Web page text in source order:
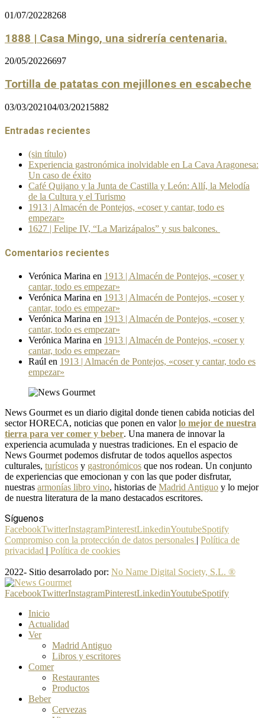
01/07/20228268
1888 | Casa Mingo, una sidrería centenaria.
20/05/20226697
Tortilla de patatas con mejillones en escabeche
03/03/202104/03/2021 5882
Entradas recientes
(sin título)
Experiencia gastronómica inolvidable en La Cava Aragonesa:
Un caso de éxito
Café Quijano y la Junta de Castilla y León: Allí, la Melodía
de la Cultura y el Turismo
1913 | Almacén de Pontejos, «coser y cantar, todo es
empezar»
1627 | Felipe IV, “La Marizápalos” y sus balcones.
Comentarios recientes
Verónica Marina en 1913 | Almacén de Pontejos, «coser y
cantar, todo es empezar»
Verónica Marina en 1913 | Almacén de Pontejos, «coser y
cantar, todo es empezar»
Verónica Marina en 1913 | Almacén de Pontejos, «coser y
cantar, todo es empezar»
Verónica Marina en 1913 | Almacén de Pontejos, «coser y
cantar, todo es empezar»
Raúl en 1913 | Almacén de Pontejos, «coser y cantar, todo es
empezar»
News Gourmet es un diario digital donde tienen cabida noticias del
sector HORECA, noticias que ponen en valorlo mejor de nuestra
tierra para ver comer y beber. Una manera de innovar la
experiencia acumulada y nuestras tradiciones. En el espacio de
News Gourmet podemos disfrutar de todos aquellos aspectos
culturales, turísticos y gastronómicos que nos rodean. Un conjunto
de experiencias que emocionan y con las que poder disfrutar,
nuestras armonías libro vino, historias de Madrid Antiguo y lo mejor
de nuestra literatura de la mano destacados escritores.
Síguenos
FacebookTwitterInstagramPinterestLinkedinYoutubeSpotify
Compromiso con la protección de datos personales | Política de
privacidad | Política de cookies
2022- Sitio desarrolado por: No Name Digital Society, S.L. ®
FacebookTwitterInstagramPinterestLinkedinYoutubeSpotify
Inicio
Actualidad
Ver
Madrid Antiguo
Libros y escritores
Comer
Restaurantes
Productos
Beber
Cervezas